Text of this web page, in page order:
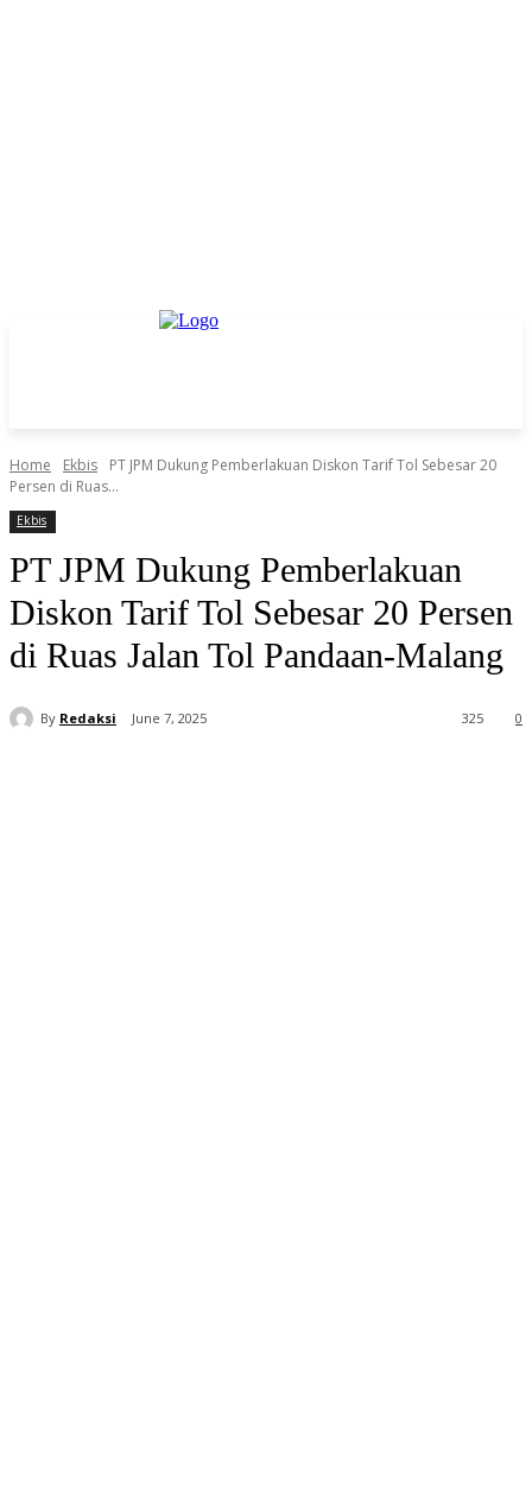
Home Ekbis
PT JPM Dukung Pemberlakuan Diskon Tarif Tol Sebesar 20
Persen di Ruas...
Ekbis
PT JPM Dukung Pemberlakuan
Diskon Tarif Tol Sebesar 20 Persen
di Ruas Jalan Tol Pandaan-Malang
By Redaksi June 7, 2025 0
325